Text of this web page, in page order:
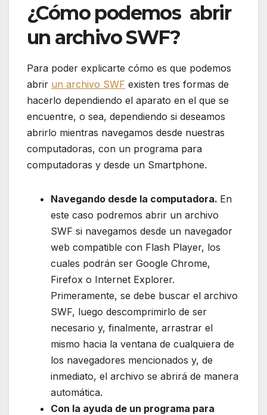
¿Cómo podemos abrir
un archivo SWF?
Para poder explicarte cómo es que podemos
abrir un archivo SWF existen tres formas de
hacerlo dependiendo el aparato en el que se
encuentre, o sea, dependiendo si deseamos
abrirlo mientras navegamos desde nuestras
computadoras, con un programa para
computadoras y desde un Smartphone.
Navegando desde la computadora. En
este caso podremos abrir un archivo
SWF si navegamos desde un navegador
web compatible con Flash Player, los
cuales podrán ser Google Chrome,
Firefox o Internet Explorer.
Primeramente, se debe buscar el archivo
SWF, luego descomprimirlo de ser
necesario y, finalmente, arrastrar el
mismo hacia la ventana de cualquiera de
los navegadores mencionados y, de
inmediato, el archivo se abrirá de manera
automática.
Con la ayuda de un programa para